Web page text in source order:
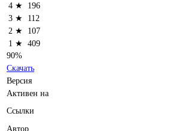
4 ★
196
3 ★
112
2 ★
107
1 ★ 409
90%
Скачать
Версия
Активен на
Ссылки
Автор